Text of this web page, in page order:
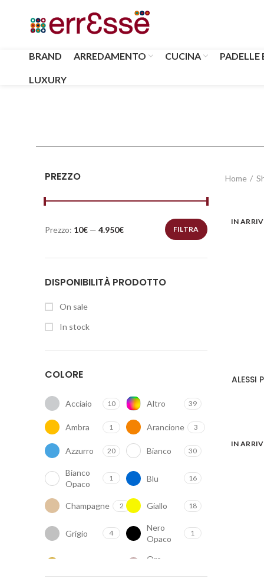
BRAND ARREDAMENTO CUCINA PADELLE
LUXURY
PREZZO
FILTRA
Prezzo: 10€ — 4.950€
DISPONIBILITÀ PRODOTTO
On sale
In stock
COLORE
Acciaio 10 Altro 39
Ambra 1 Arancione 3
Azzurro 20 Bianco 30
Bianco
Opaco
1 Blu 16
Champagne 2 Giallo 18
Grigio 4
Nero
Opaco
1
Oro
Home
IN
IN